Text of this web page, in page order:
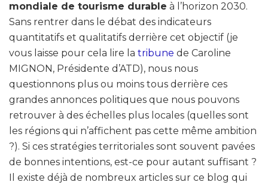
mondiale de tourisme durable à l’horizon 2030.
Sans rentrer dans le débat des indicateurs
quantitatifs et qualitatifs derrière cet objectif (je
vous laisse pour cela lire la tribune de Caroline
MIGNON, Présidente d’ATD), nous nous
questionnons plus ou moins tous derrière ces
grandes annonces politiques que nous pouvons
retrouver à des échelles plus locales (quelles sont
les régions qui n’affichent pas cette même ambition
?). Si ces stratégies territoriales sont souvent pavées
de bonnes intentions, est-ce pour autant suffisant ?
Il existe déjà de nombreux articles sur ce blog qui